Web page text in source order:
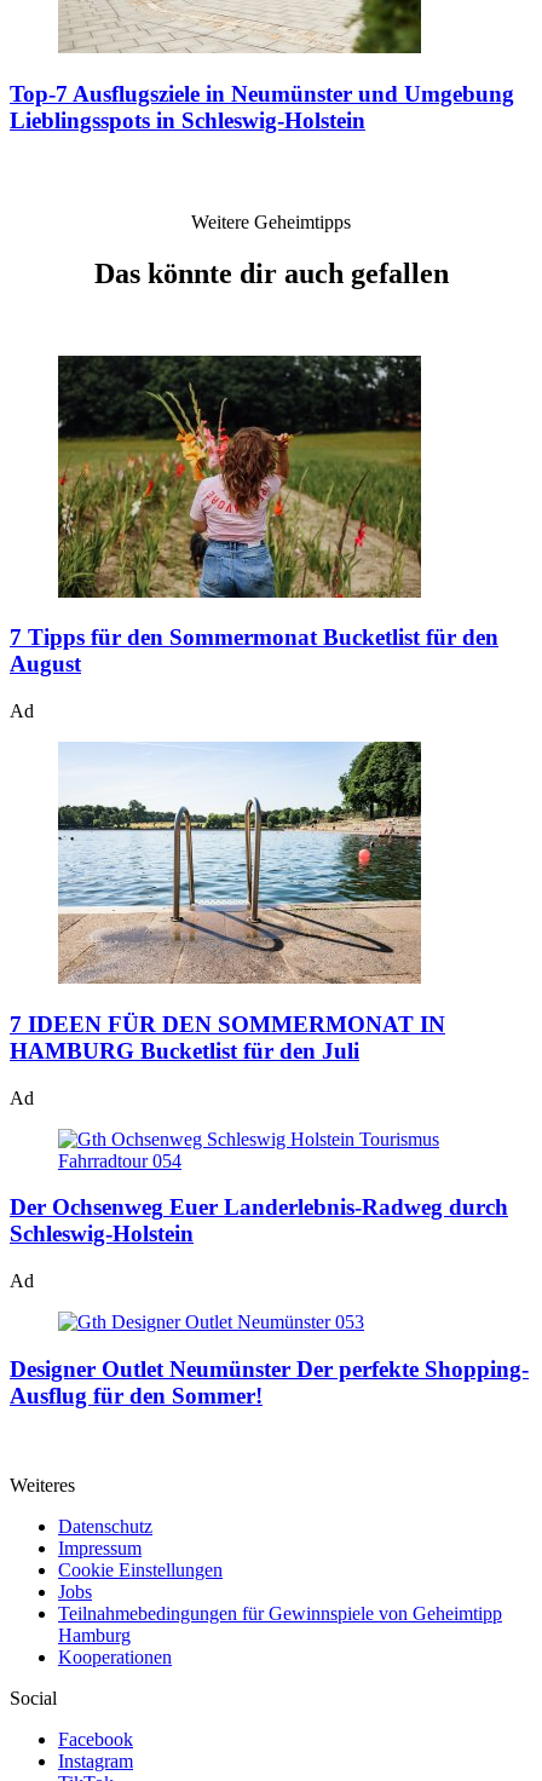
Top-7 Ausflugsziele in Neumünster und Umgebung
Lieblingsspots in Schleswig-Holstein
Weitere Geheimtipps
Das könnte dir auch gefallen
7 Tipps für den Sommermonat Bucketlist für den
August
Ad
7 IDEEN FÜR DEN SOMMERMONAT IN
HAMBURG Bucketlist für den Juli
Ad
Der Ochsenweg Euer Landerlebnis-Radweg durch
Schleswig-Holstein
Ad
Designer Outlet Neumünster Der perfekte Shopping-
Ausflug für den Sommer!
Weiteres
Datenschutz
Impressum
Cookie Einstellungen
Jobs
Teilnahmebedingungen für Gewinnspiele von Geheimtipp
Hamburg
Kooperationen
Social
Facebook
Instagram